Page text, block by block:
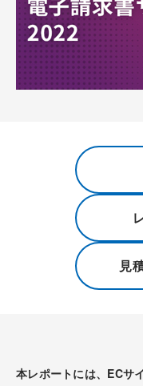
見
本レポートには、ECサ